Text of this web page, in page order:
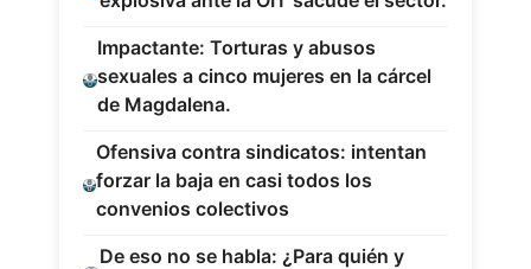
Impactante: Torturas y abusos
sexuales a cinco mujeres en la cárcel
de Magdalena.
Ofensiva contra sindicatos: intentan
forzar la baja en casi todos los
convenios colectivos
De eso no se habla: ¿Para quién y